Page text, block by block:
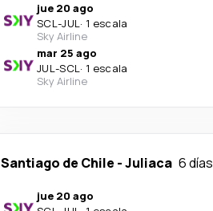
jue 20 ago
SCL-JUL· 1 escala
Sky Airline
mar 25 ago
JUL-SCL· 1 escala
Sky Airline
Santiago de Chile -Juliaca 6 días
jue 20 ago